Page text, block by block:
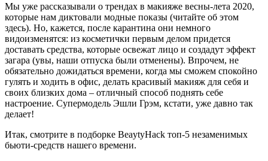
Мы уже рассказывали о трендах в макияже весны-лета 2020,
которые нам диктовали модные показы (читайте об этом
здесь). Но, кажется, после карантина они немного
видоизменятся: из косметички первым делом придется
доставать средства, которые освежат лицо и создадут эффект
загара (увы, наши отпуска были отменены). Впрочем, не
обязательно дожидаться времени, когда мы сможем спокойно
гулять и ходить в офис, делать красивый макияж для себя и
своих близких дома – отличный способ поднять себе
настроение. Супермодель Эшли Грэм, кстати, уже давно так
делает!
Итак, смотрите в подборке BeaytyHack топ-5 незаменимых
бьюти-средств нашего времени.